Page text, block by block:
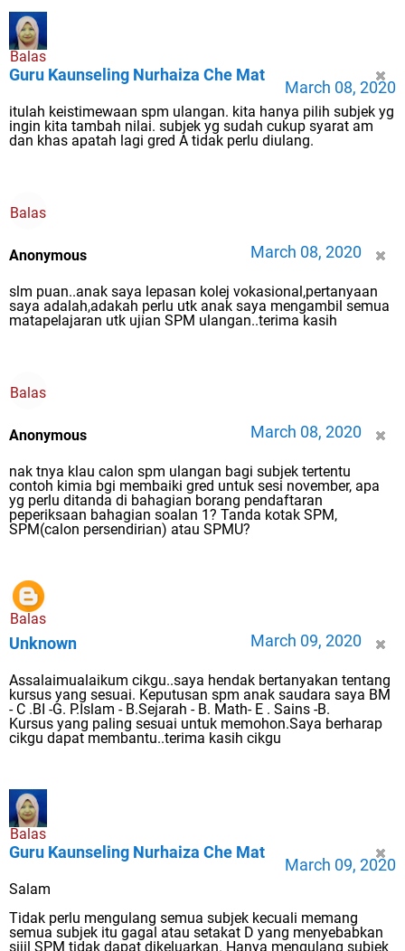
Balas
Guru Kaunseling Nurhaiza Che Mat
March 08, 2020
itulah keistimewaan spm ulangan. kita hanya pilih subjek yg
ingin kita tambah nilai. subjek yg sudah cukup syarat am
dan khas apatah lagi gred A tidak perlu diulang.
Balas
Anonymous March 08, 2020
slm puan..anak saya lepasan kolej vokasional,pertanyaan
saya adalah,adakah perlu utk anak saya mengambil semua
matapelajaran utk ujian SPM ulangan..terima kasih
Balas
Anonymous March 08, 2020
nak tnya klau calon spm ulangan bagi subjek tertentu
contoh kimia bgi membaiki gred untuk sesi november, apa
yg perlu ditanda di bahagian borang pendaftaran
peperiksaan bahagian soalan 1? Tanda kotak SPM,
SPM(calon persendirian) atau SPMU?
Balas
Unknown March 09, 2020
Assalaimualaikum cikgu..saya hendak bertanyakan tentang
kursus yang sesuai. Keputusan spm anak saudara saya BM
- C .BI -G. P.Islam - B.Sejarah - B. Math- E . Sains -B.
Kursus yang paling sesuai untuk memohon.Saya berharap
cikgu dapat membantu..terima kasih cikgu
Balas
Guru Kaunseling Nurhaiza Che Mat
March 09, 2020
Salam
Tidak perlu mengulang semua subjek kecuali memang
semua subjek itu gagal atau setakat D yang menyebabkan
sijil SPM tidak dapat dikeluarkan. Hanya mengulang subjek